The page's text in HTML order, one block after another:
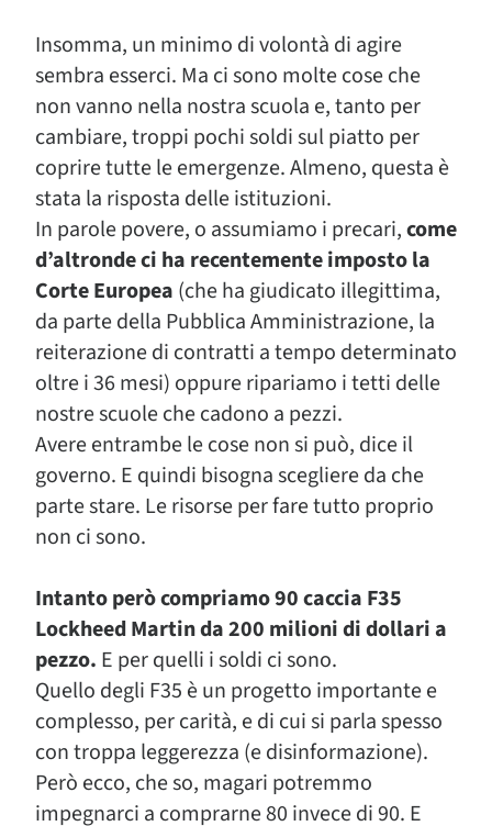
Insomma, un minimo di volontà di agire
sembra esserci. Ma ci sono molte cose che
non vanno nella nostra scuola e, tanto per
cambiare, troppi pochi soldi sul piatto per
coprire tutte le emergenze. Almeno, questa è
stata la risposta delle istituzioni.
In parole povere, o assumiamo i precari,come
d’altronde ci ha recentemente imposto la
Corte Europea (che ha giudicato illegittima,
da parte della Pubblica Amministrazione, la
reiterazione di contratti a tempo determinato
oltre i 36 mesi) oppure ripariamo i tetti delle
nostre scuole che cadono a pezzi.
Avere entrambe le cose non si può, dice il
governo. E quindi bisogna scegliere da che
parte stare. Le risorse per fare tutto proprio
non ci sono.
Intanto però compriamo 90 caccia F35
Lockheed Martin da 200 milioni di dollari a
pezzo. E per quelli i soldi ci sono.
Quello degli F35 è un progetto importante e
complesso, per carità, e di cui si parla spesso
con troppa leggerezza (e disinformazione).
Però ecco, che so, magari potremmo
impegnarci a comprarne 80 invece di 90. E